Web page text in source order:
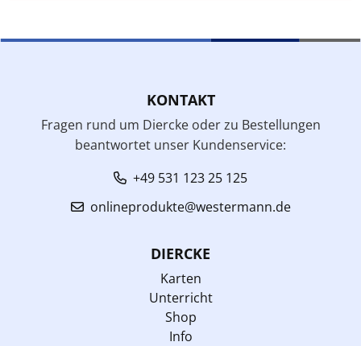
KONTAKT
Fragen rund um Diercke oder zu Bestellungen
beantwortet unser Kundenservice:
+49 531 123 25 125
onlineprodukte@westermann.de
DIERCKE
Karten
Unterricht
Shop
Info